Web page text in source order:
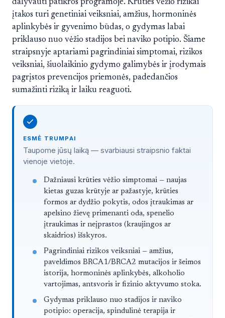
dalyvauti patikros programoje. Krūties vėžio rizikai
įtakos turi genetiniai veiksniai, amžius, hormoninės
aplinkybės ir gyvenimo būdas, o gydymas labai
priklauso nuo vėžio stadijos bei naviko potipio. Šiame
straipsnyje aptariami pagrindiniai simptomai, rizikos
veiksniai, šiuolaikinio gydymo galimybės ir įrodymais
pagrįstos prevencijos priemonės, padedančios
sumažinti riziką ir laiku reaguoti.
ESMĖ TRUMPAI
Taupome jūsų laiką — svarbiausi straipsnio faktai
vienoje vietoje.
Straipsnis trumpai
Dažniausi krūties vėžio simptomai — naujas
kietas guzas krūtyje ar pažastyje, krūties
formos ar dydžio pokytis, odos įtraukimas ar
apelsino žievę primenanti oda, spenelio
įtraukimas ir neįprastos (kraujingos ar
skaidrios) išskyros.
Pagrindiniai rizikos veiksniai — amžius,
paveldimos BRCA1/BRCA2 mutacijos ir šeimos
istorija, hormoninės aplinkybės, alkoholio
vartojimas, antsvoris ir fizinio aktyvumo stoka.
Gydymas priklauso nuo stadijos ir naviko
potipio: operacija, spindulinė terapija ir